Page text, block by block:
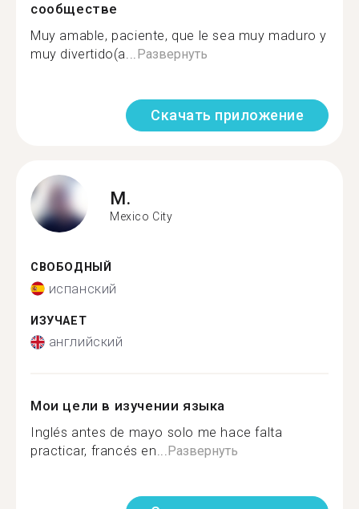
сообществе
Muy amable, paciente, que le sea muy maduro y
muy divertido(a...Развернуть
Скачать приложение
M.
Mexico City
СВОБОДНЫЙ
испанский
ИЗУЧАЕТ
английский
Мои цели в изучении языка
Inglés antes de mayo solo me hace falta
practicar, francés en...Развернуть